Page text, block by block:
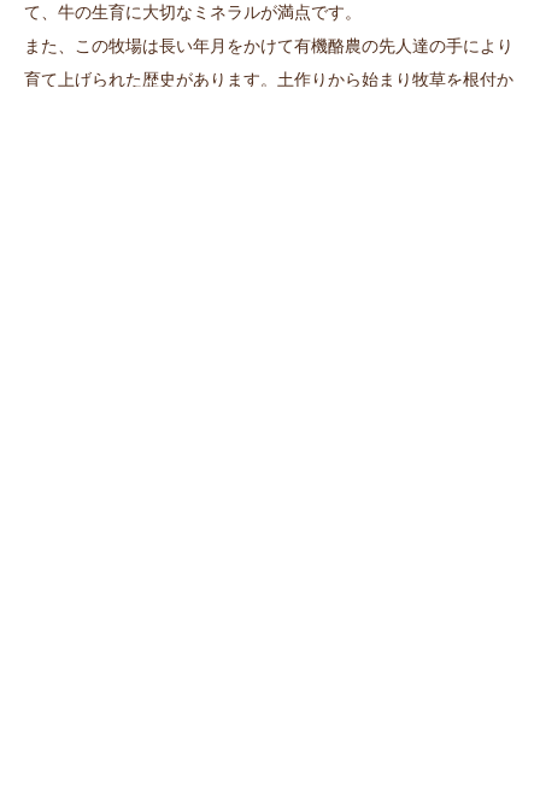
て、牛の生育に大切なミネラルが満点です。
また、この牧場は長い年月をかけて有機酪農の先人達の手により
育て上げられた歴史があります。土作りから始まり牧草を根付か